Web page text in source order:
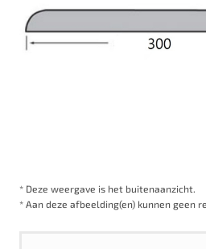
* Deze weergave is het buitenaanzicht.
* Aan deze afbeelding(en) kunnen geen